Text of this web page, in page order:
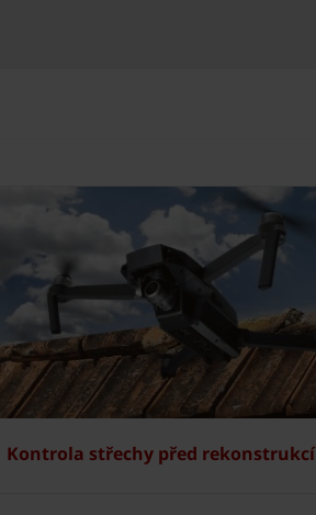
Kontrola střechy před rekonstrukcí